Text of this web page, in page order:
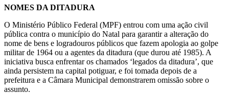
NOMES DA DITADURA
O Ministério Público Federal (MPF) entrou com uma ação civil
pública contra o município do Natal para garantir a alteração do
nome de bens e logradouros públicos que fazem apologia ao golpe
militar de 1964 ou a agentes da ditadura (que durou até 1985). A
iniciativa busca enfrentar os chamados ‘legados da ditadura’, que
ainda persistem na capital potiguar, e foi tomada depois de a
prefeitura e a Câmara Municipal demonstrarem omissão sobre o
assunto.